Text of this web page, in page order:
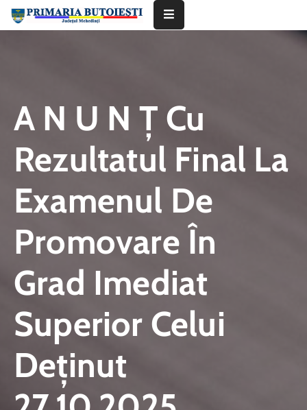
Informații
Interes
Public
Contact
A N U N Ţ Cu
Rezultatul Final La
Examenul De
Promovare În
Grad Imediat
Superior Celui
Deținut